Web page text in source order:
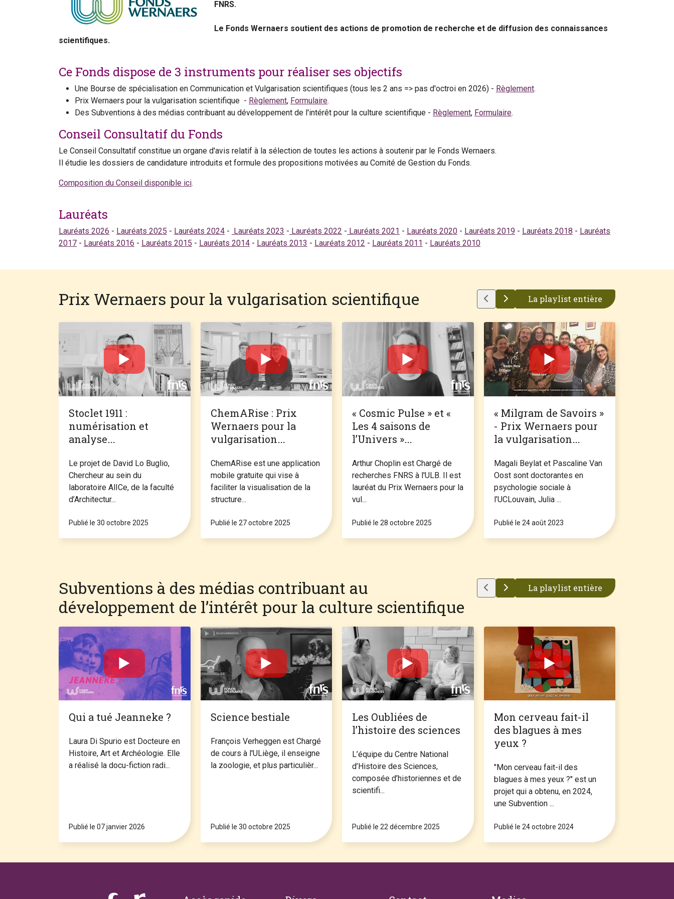
FNRS.
Le Fonds Wernaers soutient des actions de promotion de recherche et de diffusion des connaissances
scientifiques.
Ce Fonds dispose de 3 instruments pour réaliser ses objectifs
Une Bourse de spécialisation en Communication et Vulgarisation scientifiques (tous les 2 ans => pas d'octroi en 2026) - Règlement.
Prix Wernaers pour la vulgarisation scientifique - Règlement, Formulaire.
Des Subventions à des médias contribuant au développement de l'intérêt pour la culture scientifique - Règlement, Formulaire.
Conseil Consultatif du Fonds
Le Conseil Consultatif constitue un organe d'avis relatif à la sélection de toutes les actions à soutenir par le Fonds Wernaers.
Il étudie les dossiers de candidature introduits et formule des propositions motivées au Comité de Gestion du Fonds.
Composition du Conseil disponible ici.
Lauréats
Lauréats 2026 - Lauréats 2025 - Lauréats 2024 - Lauréats 2023 - Lauréats 2022 - Lauréats 2021 - Lauréats 2020 - Lauréats 2019 - Lauréats 2018 - Lauréats
2017 - Lauréats 2016 - Lauréats 2015 - Lauréats 2014 - Lauréats 2013 - Lauréats 2012 - Lauréats 2011 - Lauréats 2010
Prix Wernaers pour la vulgarisation scientifique
Stoclet 1911 :
numérisation et
analyse
Palais Stoclet dans
son état de 1911
Le projet de David Lo Buglio,
Chercheur au sein du
laboratoire AlICe, de la faculté
d’Architectur...
Publié le 30 octobre 2025
ChemARise : Prix
Wernaers pour la
vulgarisation
ChemARise est une application
mobile gratuite qui vise à
faciliter la visualisation de la
structure...
Publié le 27 octobre 2025
« Cosmic Pulse » et «
Les 4 saisons de
l’Univers »
musicales)
Arthur Choplin est Chargé de
recherches FNRS à l'ULB. Il est
lauréat du Prix Wernaers pour la
vul...
Publié le 28 octobre 2025
« Milgram de Savoirs »
- Prix Wernaers pour
la vulgarisation
Magali Beylat et Pascaline Van
Oost sont doctorantes en
psychologie sociale à
l’UCLouvain, Julia ...
Publié le 24 août 2023
La playlist entière
Subventions à des médias contribuant au
développement de l’intérêt pour la culture scientifique
Qui a tué Jeanneke ?
Laura Di Spurio est Docteure en
Histoire, Art et Archéologie. Elle
a réalisé la docu-fiction radi...
Publié le 07 janvier 2026
Science bestiale
François Verheggen est Chargé
de cours à l'ULiège, il enseigne
la zoologie, et plus particulièr...
Publié le 30 octobre 2025
Les Oubliées de
l’histoire des sciences
L’équipe du Centre National
d’Histoire des Sciences,
composée d’historiennes et de
scientifi...
Publié le 22 décembre 2025
Mon cerveau fait-il
des blagues à mes
yeux ?
"Mon cerveau fait-il des
blagues à mes yeux ?" est un
projet qui a obtenu, en 2024,
une Subvention ...
Publié le 24 octobre 2024
La playlist entière